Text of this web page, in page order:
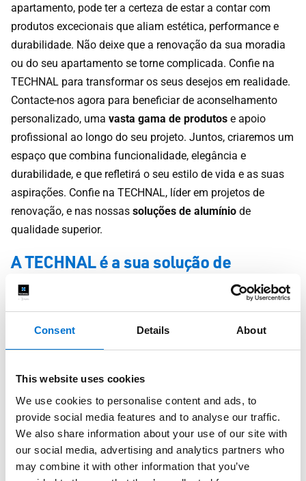
Consent Details About
This website uses cookies
We use cookies to personalise content and ads, to
provide social media features and to analyse our traffic.
We also share information about your use of our site with
our social media, advertising and analytics partners who
may combine it with other information that you’ve
apartamento, pode ter a certeza de estar a contar com
produtos excecionais que aliam estética, performance e
durabilidade. Não deixe que a renovação da sua moradia
ou do seu apartamento se torne complicada. Confie na
TECHNAL para transformar os seus desejos em realidade.
Contacte-nos agora para beneficiar de aconselhamento
personalizado, uma vasta gama de produtos e apoio
profissional ao longo do seu projeto. Juntos, criaremos um
espaço que combina funcionalidade, elegância e
durabilidade, e que refletirá o seu estilo de vida e as suas
aspirações. Confie na TECHNAL, líder em projetos de
renovação, e nas nossas soluções de alumínio de
qualidade superior.
A TECHNAL é a sua solução de
confiança para projetos de renovação
de casas
com instaladores para a renovação da sua moradia ou
apartamento, e descubra como podemos ajudar adar vida
ao seu projeto. Com a TECHNAL, beneficiará de um
conhecimento inigualável, de uma qualidade superior e de
uma estética excecional num projeto de renovação de
casa à medida das suas expectativas. Entendemos que o